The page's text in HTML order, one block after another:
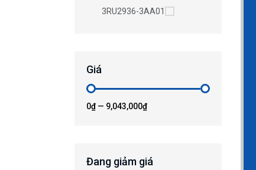
3RU2936-3AA01
Giá
0₫— 9,043,000₫
Đang giảm giá